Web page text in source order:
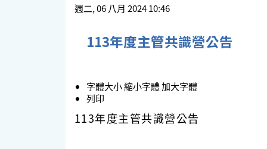
週二, 06 八月 2024 10:46
113年度主管共識營公告
字體大小縮小字體加大字體
列印
113年度主管共識營公告